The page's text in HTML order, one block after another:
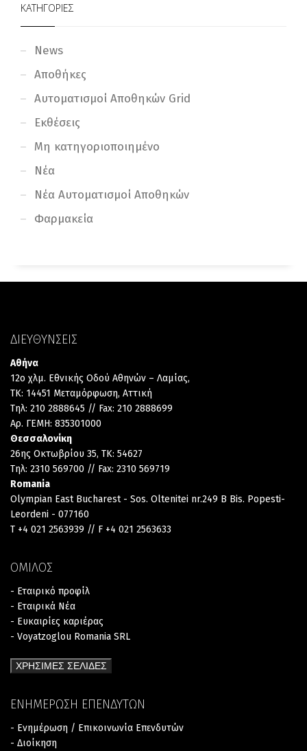
ΚΑΤΗΓΟΡΊΕΣ
News
Αποθήκες
Αυτοματισμοί Αποθηκών Grid
Εκθέσεις
Μη κατηγοριοποιημένο
Νέα
Νέα Αυτοματισμοί Αποθηκών
Φαρμακεία
ΔΙΕΥΘΥΝΣΕΙΣ
Αθήνα
12ο χλμ. Εθνικής Οδού Αθηνών – Λαμίας,
TK: 14451 Μεταμόρφωση, Αττική
Τηλ: 210 2888645 // Fax: 210 2888699
Αρ. ΓΕΜΗ: 835301000
Θεσσαλονίκη
26ης Οκτωβρίου 35, TK: 54627
Τηλ: 2310 569700 // Fax: 2310 569719
Romania
Olympian East Bucharest - Sos. Oltenitei nr.249 B Bis. Popesti-
Leordeni - 077160
T +4 021 2563939 // F +4 021 2563633
ΟΜΙΛΟΣ
- Εταιρικό προφίλ
- Εταιρικά Νέα
- Ευκαιρίες καριέρας
- Voyatzoglou Romania SRL
ΧΡΗΣΙΜΕΣ ΣΕΛΙΔΕΣ
ΕΝΗΜΕΡΩΣΗ ΕΠΕΝΔΥΤΩΝ
- Ενημέρωση / Επικοινωνία Επενδυτών
- Διοίκηση